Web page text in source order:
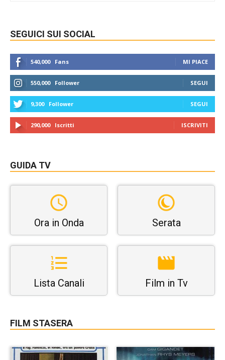
SEGUICI SUI SOCIAL
540,000 Fans MI PIACE
550,000 Follower SEGUI
9,300 Follower SEGUI
290,000 Iscritti ISCRIVITI
GUIDA TV
Ora in Onda Serata
Lista Canali Film in Tv
FILM STASERA